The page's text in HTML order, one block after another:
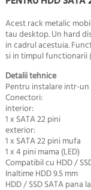
Acest rack metalic
tau desktop. Un hard
in cadrul acestuia.
si in timpul functionarii
Detalii tehnice
Pentru instalare intr-un
Conectori:
interior:
1 x SATA 22 pini
exterior:
1 x SATA 22 pini mufa
1 x 4 pini mama (LED)
Compatibil cu HDD /
Inaltime HDD 9.5 mm
HDD / SSD SATA pana